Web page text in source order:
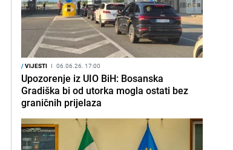
/VIJESTI I 06.06.26. 17:00
Upozorenje iz UIO BiH: Bosanska
Gradiška bi od utorka mogla ostati bez
graničnih prijelaza